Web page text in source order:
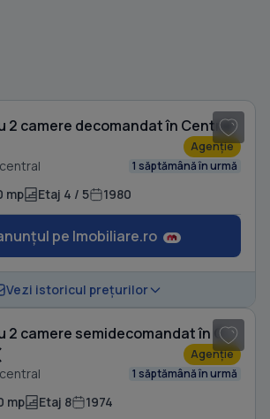
2 camere decomandat în Central
Agenție
1 săptămână în urmă
mp Etaj 4 / 5 1980
pe Imobiliare.ro
Vezi istoricul prețurilor
Apartament cu 2 camere semidecomandat în Central
Agenție
1 săptămână în urmă
mp Etaj 8 1974